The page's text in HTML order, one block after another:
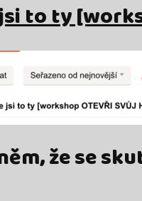
to ty
že se